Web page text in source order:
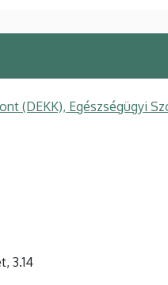
(DEKK), Egészségügyi
3.14